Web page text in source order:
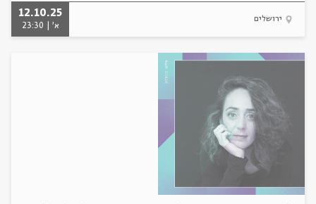
ירושלים
12.10.25
א' | 23:30